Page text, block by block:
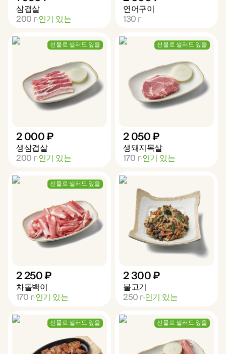
삼겹살
200г인기 있는
연어구이
130г
선물로 샐러드 잎을
2 000 ₽
생삼겹살
200г인기 있는
선물로 샐러드 잎을
2 050 ₽
생돼지목살
170г인기 있는
선물로 샐러드 잎을
2 250 ₽
차돌백이
170г인기 있는
2 300 ₽
불고기
250г인기 있는
선물로 샐러드 잎을 선물로 샐러드 잎을